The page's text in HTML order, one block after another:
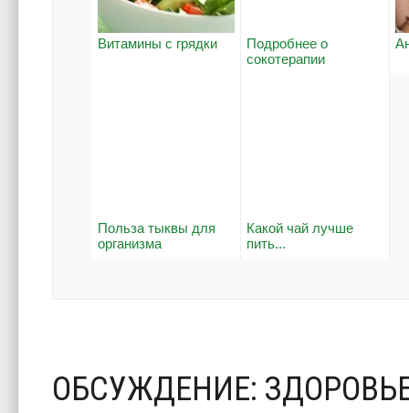
Витамины с грядки
Подробнее о
сокотерапии
Польза тыквы для
организма
Какой чай лучше
пить...
ОБСУЖДЕНИЕ: